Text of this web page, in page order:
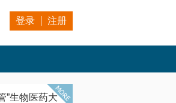
登录 注册
”生物医药大